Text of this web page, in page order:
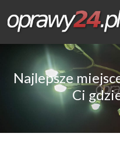
Najlepsze
Ci